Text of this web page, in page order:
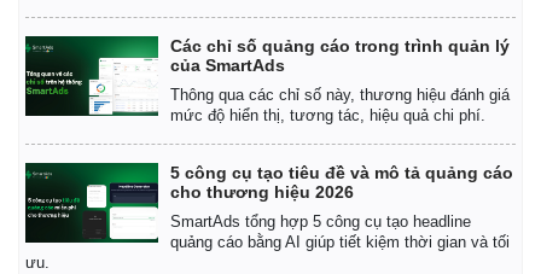
Các chỉ số quảng cáo trong trình quản lý
của SmartAds
Thông qua các chỉ số này, thương hiệu đánh giá
mức độ hiển thị, tương tác, hiệu quả chi phí.
5 công cụ tạo tiêu đề và mô tả quảng cáo
cho thương hiệu 2026
SmartAds tổng hợp 5 công cụ tạo headline
quảng cáo bằng AI giúp tiết kiệm thời gian và tối
ưu.